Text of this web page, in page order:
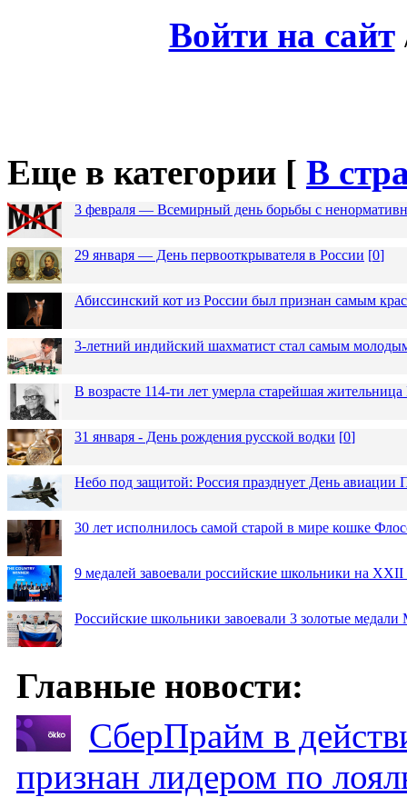
Войти на сайт
Еще в категории [ В
3 февраля — Всемирный день борьбы с
29 января — День первооткрывателя в России [0]
Абиссинский кот из России был признан самым
3-летний индийский шахматист стал самым
В возрасте 114-ти лет умерла старейшая
31 января - День рождения русской водки [0]
Небо под защитой: Россия празднует День
30 лет исполнилось самой старой в мире кошке
9 медалей завоевали российские школьники на
Российские школьники завоевали 3 золотые
Главные новости:
СберПрайм в
признан лидером по